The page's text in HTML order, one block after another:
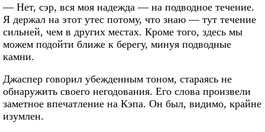
— Нет, сэр, вся моя надежда — на подводное течение.
Я держал на этот утес потому, что знаю — тут течение
сильней, чем в других местах. Кроме того, здесь мы
можем подойти ближе к берегу, минуя подводные
камни.
Джаспер говорил убежденным тоном, стараясь не
обнаружить своего негодования. Его слова произвели
заметное впечатление на Кэпа. Он был, видимо, крайне
изумлен.